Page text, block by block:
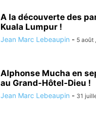
A la découverte des
Kuala Lumpur !
Jean Marc Lebeaupin - 5 août
Alphonse Mucha en
au Grand-Hôtel-Dieu !
Jean Marc Lebeaupin - 31